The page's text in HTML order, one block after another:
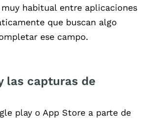
habitual entre aplicaciones
que buscan algo
ese campo.
las capturas de
play o App Store a parte de